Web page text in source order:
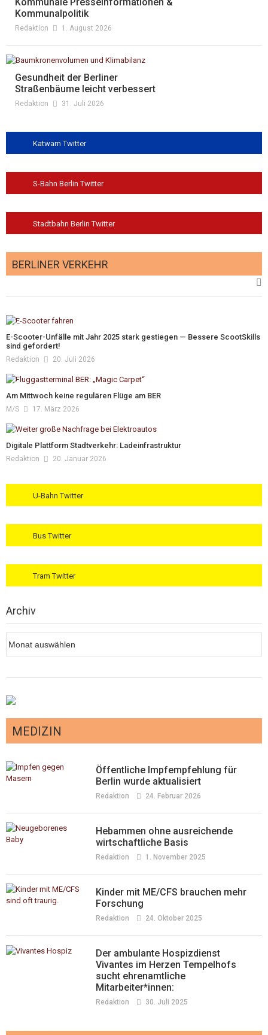
Kommunalpolitik
Redaktion 1. August 2026
Gesundheit der Berliner
Straßenbäume leicht verbessert
Redaktion 31. Juli 2026
Katwarn Twitter
S-Bahn Berlin Twitter
Stadtbahn Berlin Twitter
BERLINER VERKEHR
E-Scooter-Unfälle mit Jahr 2025 stark gestiegen — Bessere ScootSkills
sind gefordert!
Redaktion 20. Juli 2026
Am Mittwoch keine regulären Flüge am BER
M/s 17. März 2026
Digitale Plattform Stadtverkehr: Ladeinfrastruktur
Redaktion 20. Januar 2026
U-Bahn Twitter
Bus Twitter
Tram Twitter
Archiv
MEDIZIN
Öffentliche Impfempfehlung für
Berlin wurde aktualisiert
Redaktion 24. Februar 2026
Hebammen ohne ausreichende
wirtschaftliche Basis
Redaktion 1. November 2025
Kinder mit ME/CFS brauchen mehr
Forschung
Redaktion 24. Oktober 2025
Der ambulante Hospizdienst
Vivantes im Herzen Tempelhofs
sucht ehrenamtliche
Mitarbeiter*innen:
Redaktion 30. Juli 2025